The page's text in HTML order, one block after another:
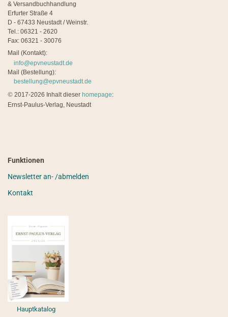
& Versandbuchhandlung
Erfurter Straße 4
D - 67433 Neustadt / Weinstr.
Tel.: 06321 - 2620
Fax: 06321 - 30076
Mail (Kontakt):
info@epvneustadt.de
Mail (Bestellung):
bestellung@epvneustadt.de
© 2017-2026 Inhalt dieser homepage:
Ernst-Paulus-Verlag, Neustadt
Funktionen
Newsletter an- /abmelden
Kontakt
Hauptkatalog